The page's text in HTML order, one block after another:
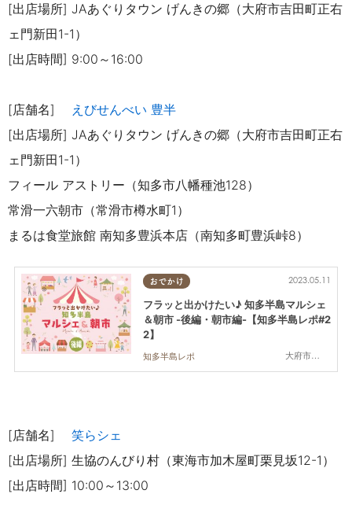
[出店場所] JAあぐりタウン げんきの郷（大府市吉田町正右
ェ門新田1-1）
[出店時間] 9:00～16:00
[店舗名]
えびせんべい 豊半
[出店場所] JAあぐりタウン げんきの郷（大府市吉田町正右
ェ門新田1-1）
フィール アストリー（知多市八幡種池128）
常滑一六朝市（常滑市樽水町1）
まるは食堂旅館 南知多豊浜本店（南知多町豊浜峠8）
おでかけ
大府市,知多市,常滑市,南知多町
2023.05.11
フラッと出かけたい♪ 知多半島マルシェ
＆朝市 -後編・朝市編-【知多半島レポ#2
2】
知多半島レポ
[店舗名] 笑らシェ
[出店場所] 生協のんびり村（東海市加木屋町栗見坂12-1）
[出店時間] 10:00～13:00